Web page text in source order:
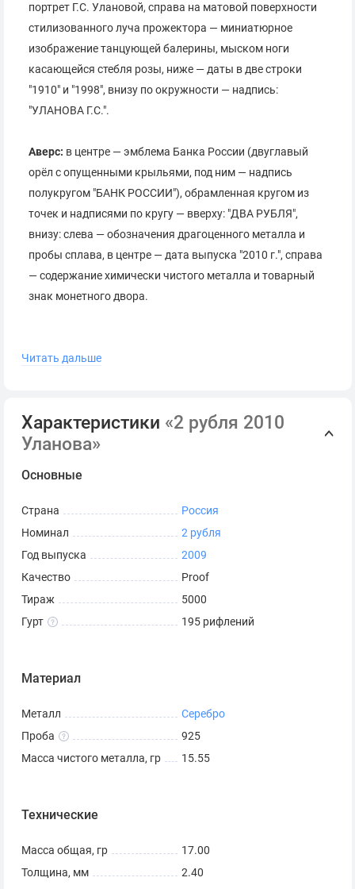
портрет Г.С. Улановой, справа на матовой поверхности
стилизованного луча прожектора — миниатюрное
изображение танцующей балерины, мыском ноги
касающейся стебля розы, ниже — даты в две строки
"1910" и "1998", внизу по окружности — надпись:
"УЛАНОВА Г.С.".
Аверс: в центре — эмблема Банка России (двуглавый
орёл с опущенными крыльями, под ним — надпись
полукругом "БАНК РОССИИ"), обрамленная кругом из
точек и надписями по кругу — вверху: "ДВА РУБЛЯ",
внизу: слева — обозначения драгоценного металла и
пробы сплава, в центре — дата выпуска "2010 г.", справа
— содержание химически чистого металла и товарный
знак монетного двора.
*
Серия и номер сертификата могут отличаться от
представленных на фото.
Читать дальше
Характеристики «2 рубля 2010
Уланова»
Основные
Страна
Россия
Номинал
2 рубля
Год выпуска
2009
Качество
Proof
Тираж
5000
Гурт
195 рифлений
Материал
Металл
Серебро
Проба
925
Масса чистого металла, гр
15.55
Технические
Масса общая, гр
17.00
Толщина, мм
2.40